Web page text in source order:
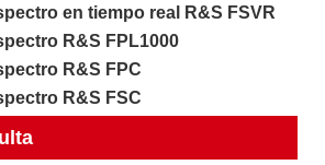
en tiempo real R&S FSVR
R&S FPL1000
R&S FPC
R&S FSC